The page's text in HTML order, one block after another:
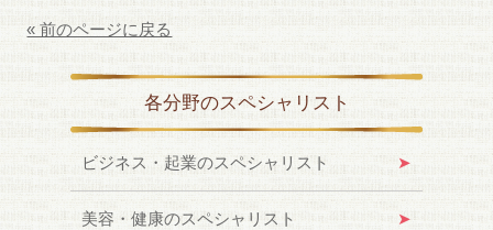
« 前のページに戻る
各分野のスペシャリスト
ビジネス・起業のスペシャリスト
美容・健康のスペシャリスト